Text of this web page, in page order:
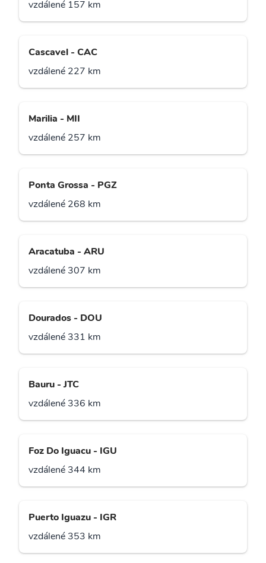
vzdálené 157 km
Cascavel - CAC
vzdálené 227 km
Marilia - MII
vzdálené 257 km
Ponta Grossa - PGZ
vzdálené 268 km
Aracatuba - ARU
vzdálené 307 km
Dourados - DOU
vzdálené 331 km
Bauru - JTC
vzdálené 336 km
Foz Do Iguacu - IGU
vzdálené 344 km
Puerto Iguazu - IGR
vzdálené 353 km